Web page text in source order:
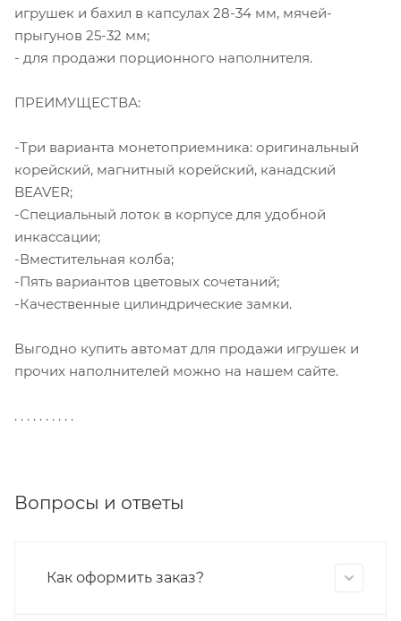
игрушек и бахил в капсулах 28-34 мм, мячей-
прыгунов 25-32 мм;
- для продажи порционного наполнителя.
ПРЕИМУЩЕСТВА:
-Три варианта монетоприемника: оригинальный
корейский, магнитный корейский, канадский
BEAVER;
-Специальный лоток в корпусе для удобной
инкассации;
-Вместительная колба;
-Пять вариантов цветовых сочетаний;
-Качественные цилиндрические замки.
Выгодно купить автомат для продажи игрушек и
прочих наполнителей можно на нашем сайте.
. . . . . . . . . .
Вопросы и ответы
Как оформить заказ?